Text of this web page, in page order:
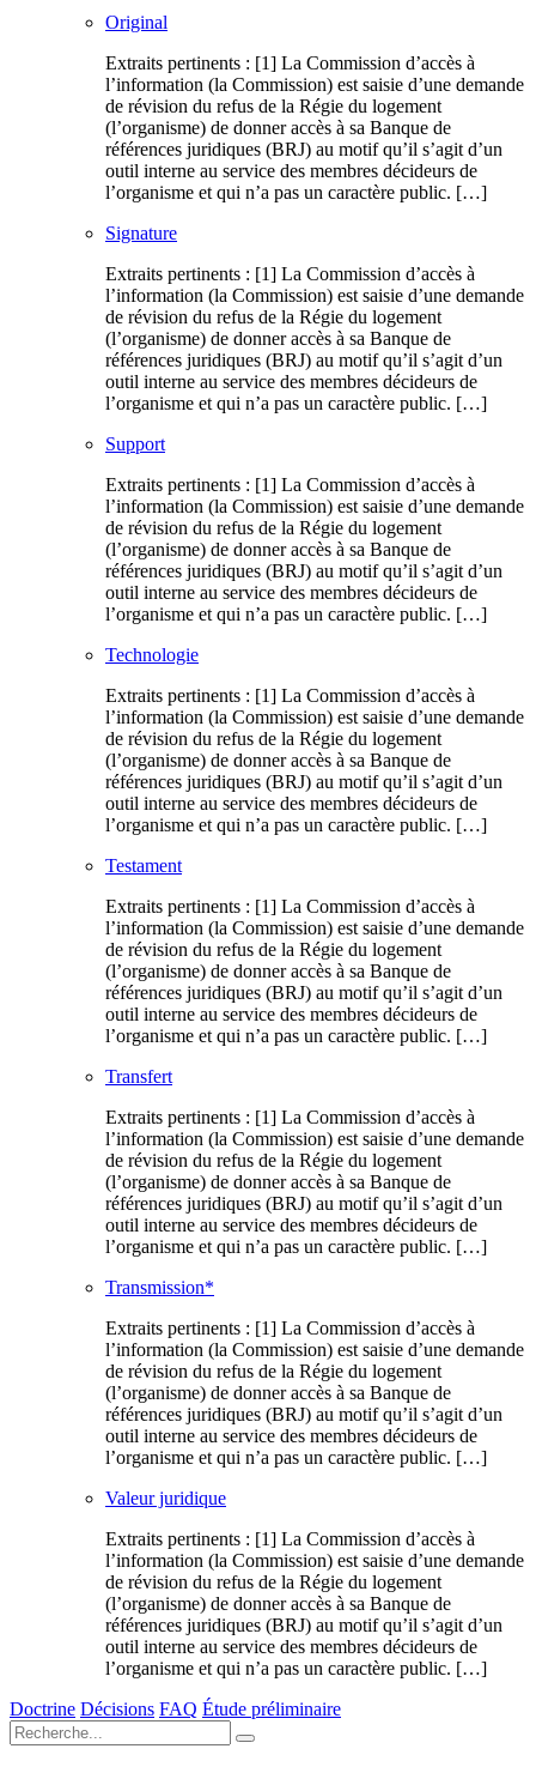
Original
Extraits pertinents : [1] La Commission d’accès à
l’information (la Commission) est saisie d’une demande
de révision du refus de la Régie du logement
(l’organisme) de donner accès à sa Banque de
références juridiques (BRJ) au motif qu’il s’agit d’un
outil interne au service des membres décideurs de
l’organisme et qui n’a pas un caractère public. […]
Signature
Extraits pertinents : [1] La Commission d’accès à
l’information (la Commission) est saisie d’une demande
de révision du refus de la Régie du logement
(l’organisme) de donner accès à sa Banque de
références juridiques (BRJ) au motif qu’il s’agit d’un
outil interne au service des membres décideurs de
l’organisme et qui n’a pas un caractère public. […]
Support
Extraits pertinents : [1] La Commission d’accès à
l’information (la Commission) est saisie d’une demande
de révision du refus de la Régie du logement
(l’organisme) de donner accès à sa Banque de
références juridiques (BRJ) au motif qu’il s’agit d’un
outil interne au service des membres décideurs de
l’organisme et qui n’a pas un caractère public. […]
Technologie
Extraits pertinents : [1] La Commission d’accès à
l’information (la Commission) est saisie d’une demande
de révision du refus de la Régie du logement
(l’organisme) de donner accès à sa Banque de
références juridiques (BRJ) au motif qu’il s’agit d’un
outil interne au service des membres décideurs de
l’organisme et qui n’a pas un caractère public. […]
Testament
Extraits pertinents : [1] La Commission d’accès à
l’information (la Commission) est saisie d’une demande
de révision du refus de la Régie du logement
(l’organisme) de donner accès à sa Banque de
références juridiques (BRJ) au motif qu’il s’agit d’un
outil interne au service des membres décideurs de
l’organisme et qui n’a pas un caractère public. […]
Transfert
Extraits pertinents : [1] La Commission d’accès à
l’information (la Commission) est saisie d’une demande
de révision du refus de la Régie du logement
(l’organisme) de donner accès à sa Banque de
références juridiques (BRJ) au motif qu’il s’agit d’un
outil interne au service des membres décideurs de
l’organisme et qui n’a pas un caractère public. […]
Transmission*
Extraits pertinents : [1] La Commission d’accès à
l’information (la Commission) est saisie d’une demande
de révision du refus de la Régie du logement
(l’organisme) de donner accès à sa Banque de
références juridiques (BRJ) au motif qu’il s’agit d’un
outil interne au service des membres décideurs de
l’organisme et qui n’a pas un caractère public. […]
Valeur juridique
Extraits pertinents : [1] La Commission d’accès à
l’information (la Commission) est saisie d’une demande
de révision du refus de la Régie du logement
(l’organisme) de donner accès à sa Banque de
références juridiques (BRJ) au motif qu’il s’agit d’un
outil interne au service des membres décideurs de
l’organisme et qui n’a pas un caractère public. […]
Doctrine Décisions FAQ Étude préliminaire